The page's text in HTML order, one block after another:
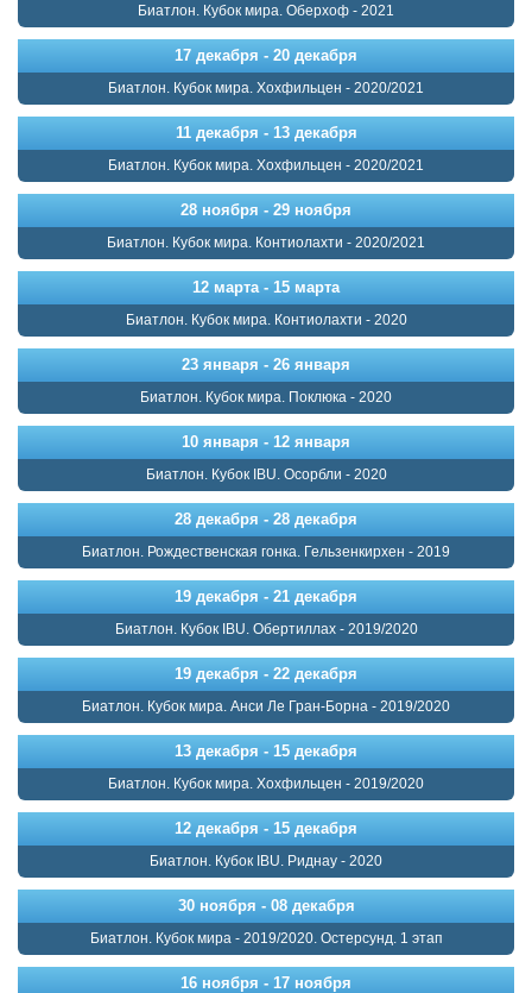
Биатлон. Кубок мира. Оберхоф - 2021
17 декабря - 20 декабря
Биатлон. Кубок мира. Хохфильцен - 2020/2021
11 декабря - 13 декабря
Биатлон. Кубок мира. Хохфильцен - 2020/2021
28 ноября - 29 ноября
Биатлон. Кубок мира. Контиолахти - 2020/2021
12 марта - 15 марта
Биатлон. Кубок мира. Контиолахти - 2020
23 января - 26 января
Биатлон. Кубок мира. Поклюка - 2020
10 января - 12 января
Биатлон. Кубок IBU. Осорбли - 2020
28 декабря - 28 декабря
Биатлон. Рождественская гонка. Гельзенкирхен - 2019
19 декабря - 21 декабря
Биатлон. Кубок IBU. Обертиллах - 2019/2020
19 декабря - 22 декабря
Биатлон. Кубок мира. Анси Ле Гран-Борна - 2019/2020
13 декабря - 15 декабря
Биатлон. Кубок мира. Хохфильцен - 2019/2020
12 декабря - 15 декабря
Биатлон. Кубок IBU. Риднау - 2020
30 ноября - 08 декабря
Биатлон. Кубок мира - 2019/2020. Остерсунд. 1 этап
16 ноября - 17 ноября